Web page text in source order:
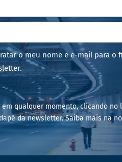
o meu nome e e-mail para o
qualquer momento, clicando no
da newsletter. Saiba mais na